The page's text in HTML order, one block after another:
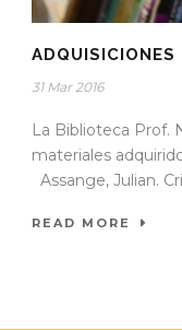
31 Mar 2016
La Biblioteca Prof.
materiales
Assange, Julian.
READ MORE